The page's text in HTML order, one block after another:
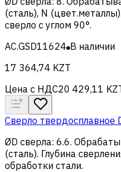
(сталь), N (цвет.металлы).
сверло с углом 90°.
AC.GSD11624 В наличии
17 364,74 KZT
Цена с НДС20 429,11
Сверло твердосплавное
ØD сверла: 6.6.
(сталь). Глубина
обработки стали.